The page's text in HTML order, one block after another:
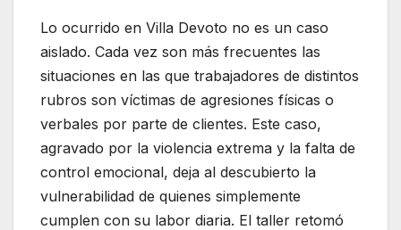
Lo ocurrido en Villa Devoto no es un caso
aislado. Cada vez son más frecuentes las
situaciones en las que trabajadores de distintos
rubros son víctimas de agresiones físicas o
verbales por parte de clientes. Este caso,
agravado por la violencia extrema y la falta de
control emocional, deja al descubierto la
vulnerabilidad de quienes simplemente
cumplen con su labor diaria. El taller retomó